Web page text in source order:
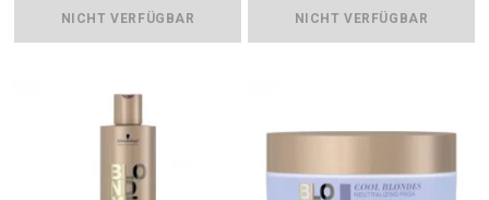
NICHT VERFÜGBAR NICHT VERFÜGBAR